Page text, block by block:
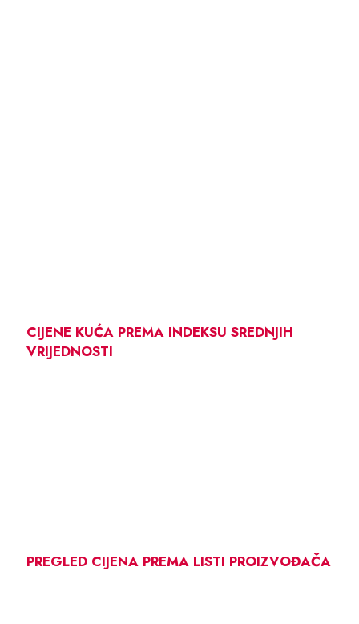
CIJENE KUĆA PREMA INDEKSU SREDNJIH
VRIJEDNOSTI
PREGLED CIJENA PREMA LISTI PROIZVOĐAČA